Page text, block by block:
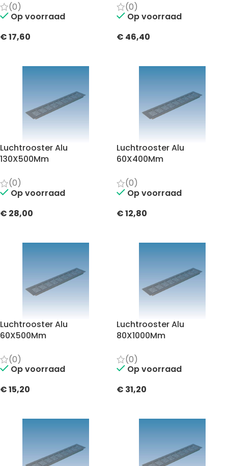
(0)
Op voorraad
€17,60
(0)
Op voorraad
€ 46,40
Luchtrooster Alu
130X500Mm
(0)
Op voorraad
€ 28,00
Luchtrooster Alu
60X400Mm
(0)
Op voorraad
€12,80
Luchtrooster Alu
60X500Mm
(0)
Op voorraad
€15,20
Luchtrooster Alu
80X1000Mm
(0)
Op voorraad
€ 31,20